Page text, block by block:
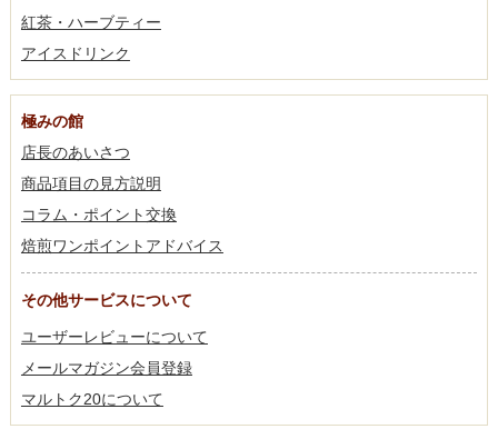
紅茶・ハーブティー
アイスドリンク
極みの館
店長のあいさつ
商品項目の見方説明
コラム・ポイント交換
焙煎ワンポイントアドバイス
その他サービスについて
ユーザーレビューについて
メールマガジン会員登録
マルトク20について